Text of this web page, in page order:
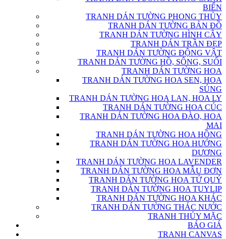
BIỂN
TRANH DÁN TƯỜNG PHONG THỦY
TRANH DÁN TƯỜNG BẢN ĐỒ
TRANH DÁN TƯỜNG HÌNH CÂY
TRANH DÁN TRẦN ĐẸP
TRANH DÁN TƯỜNG ĐỘNG VẬT
TRANH DÁN TƯỜNG HỒ, SÔNG, SUỐI
TRANH DÁN TƯỜNG HOA
TRANH DÁN TƯỜNG HOA SEN, HOA
SÚNG
TRANH DÁN TƯỜNG HOA LAN, HOA LY
TRANH DÁN TƯỜNG HOA CÚC
TRANH DÁN TƯỜNG HOA ĐÀO, HOA
MAI
TRANH DÁN TƯỜNG HOA HỒNG
TRANH DÁN TƯỜNG HOA HƯỚNG
DƯƠNG
TRANH DÁN TƯỜNG HOA LAVENDER
TRANH DÁN TƯỜNG HOA MẪU ĐƠN
TRANH DÁN TƯỜNG HOA TỨ QUÝ
TRANH DÁN TƯỜNG HOA TUYLIP
TRANH DÁN TƯỜNG HOA KHÁC
TRANH DÁN TƯỜNG THÁC NƯỚC
TRANH THỦY MẶC
BÁO GIÁ
TRANH CANVAS